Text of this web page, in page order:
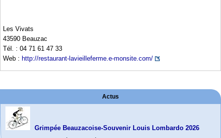
Les Vivats
43590 Beauzac
Tél. : 04 71 61 47 33
Web : http://restaurant-lavieilleferme.e-monsite.com/
Actus
Grimpée Beauzacoise-Souvenir Louis Lombardo 2026